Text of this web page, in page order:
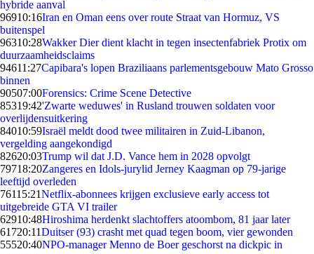
hybride aanval
96910:16Iran en Oman eens over route Straat van Hormuz, VS
buitenspel
96310:28Wakker Dier dient klacht in tegen insectenfabriek Protix om
duurzaamheidsclaims
94611:27Capibara's lopen Braziliaans parlementsgebouw Mato Grosso
binnen
90507:00Forensics: Crime Scene Detective
85319:42'Zwarte weduwes' in Rusland trouwen soldaten voor
overlijdensuitkering
84010:59Israël meldt dood twee militairen in Zuid-Libanon,
vergelding aangekondigd
82620:03Trump wil dat J.D. Vance hem in 2028 opvolgt
79718:20Zangeres en Idols-jurylid Jerney Kaagman op 79-jarige
leeftijd overleden
76115:21Netflix-abonnees krijgen exclusieve early access tot
uitgebreide GTA VI trailer
62910:48Hiroshima herdenkt slachtoffers atoombom, 81 jaar later
61720:11Duitser (93) crasht met quad tegen boom, vier gewonden
55520:40NPO-manager Menno de Boer geschorst na dickpic in